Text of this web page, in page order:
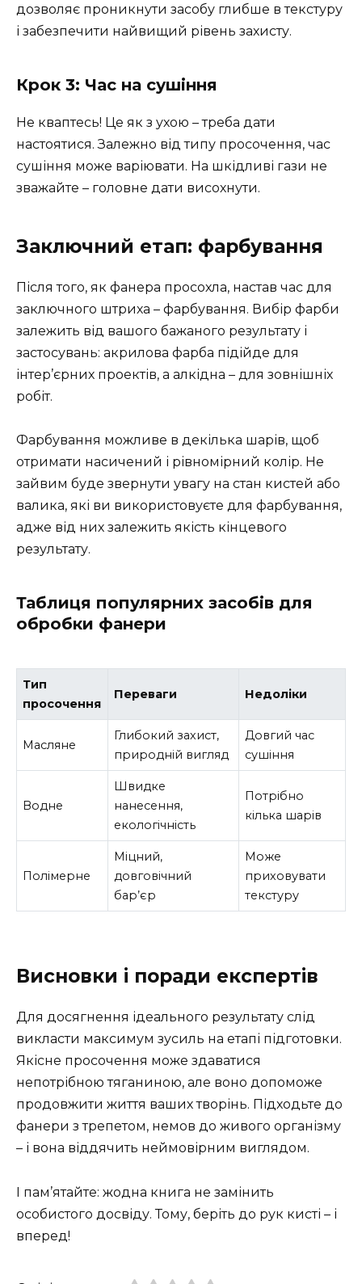
дозволяє проникнути засобу глибше в текстуру
і забезпечити найвищий рівень захисту.
Крок 3: Час на сушіння
Не кваптесь! Це як з ухою – треба дати
настоятися. Залежно від типу просочення, час
сушіння може варіювати. На шкідливі гази не
зважайте – головне дати висохнути.
Заключний етап: фарбування
Після того, як фанера просохла, настав час для
заключного штриха – фарбування. Вибір фарби
залежить від вашого бажаного результату і
застосувань: акрилова фарба підійде для
інтер’єрних проектів, а алкідна – для зовнішніх
робіт.
Фарбування можливе в декілька шарів, щоб
отримати насичений і рівномірний колір. Не
зайвим буде звернути увагу на стан кистей або
валика, які ви використовуєте для фарбування,
адже від них залежить якість кінцевого
результату.
Таблиця популярних засобів для
обробки фанери
Тип
просочення
Переваги Недоліки
Масляне
Глибокий захист,
природній вигляд
Довгий час
сушіння
Водне
Швидке
нанесення,
екологічність
Потрібно
кілька шарів
Полімерне
Міцний,
довговічний
бар’єр
Може
приховувати
текстуру
Висновки і поради експертів
Для досягнення ідеального результату слід
викласти максимум зусиль на етапі підготовки.
Якісне просочення може здаватися
непотрібною тяганиною, але воно допоможе
продовжити життя ваших творінь. Підходьте до
фанери з трепетом, немов до живого організму
– і вона віддячить неймовірним виглядом.
І пам’ятайте: жодна книга не замінить
особистого досвіду. Тому, беріть до рук кисті – і
вперед!